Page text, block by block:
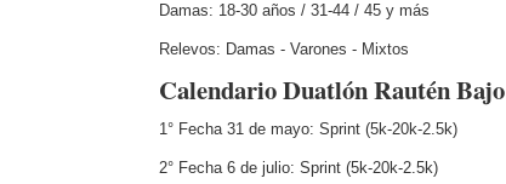
Damas: 18-30 años / 31-44 / 45 y más
Relevos: Damas - Varones - Mixtos
Calendario Duatlón Rautén Bajo
1° Fecha 31 de mayo: Sprint (5k-20k-2.5k)
2° Fecha 6 de julio: Sprint (5k-20k-2.5k)